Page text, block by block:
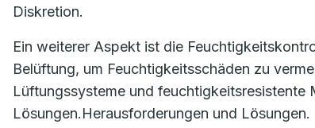
Diskretion.
Ein weiterer Aspekt ist die
Belüftung, um Feuchtigkeitsschäden zu
Lüftungssysteme und feuchtigkeitsresistente
Lösungen.Herausforderungen und Lösungen.